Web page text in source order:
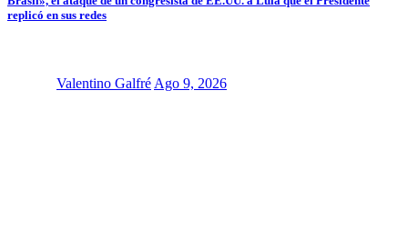
replicó en sus redes
Valentino Galfré Ago 9, 2026